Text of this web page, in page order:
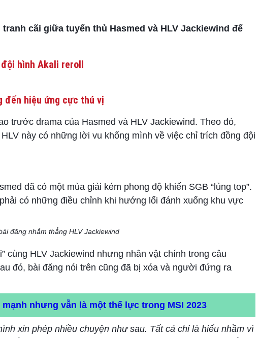
cãi giữa tuyển thủ Hasmed và HLV Jackiewind để
hình Akali reroll
đến hiệu ứng cực thú vị
trước drama của Hasmed và HLV Jackiewind. Theo đó,
này có những lời vu khống mình về việc chỉ trích đồng đội
đã có một mùa giải kém phong độ khiến SGB “lủng top”.
có những điều chỉnh khi hướng lối đánh xuống khu vực
đăng nhắm thẳng HLV Jackiewind
cùng HLV Jackiewind nhưng nhân vật chính trong câu
đó, bài đăng nói trên cũng đã bị xóa và người đứng ra
nhưng vẫn là một thế lực trong MSI 2023
xin phép nhiều chuyện như sau. Tất cả chỉ là hiểu nhầm vì